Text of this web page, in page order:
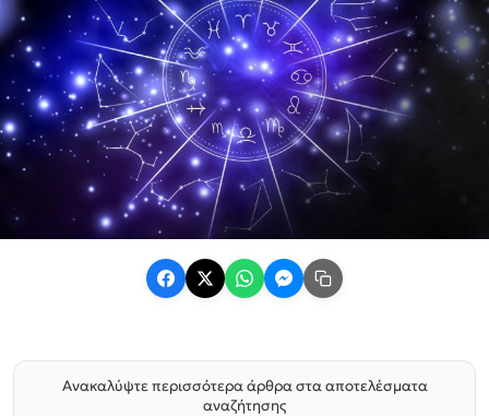
Ανακαλύψτε περισσότερα άρθρα στα αποτελέσματα
αναζήτησης